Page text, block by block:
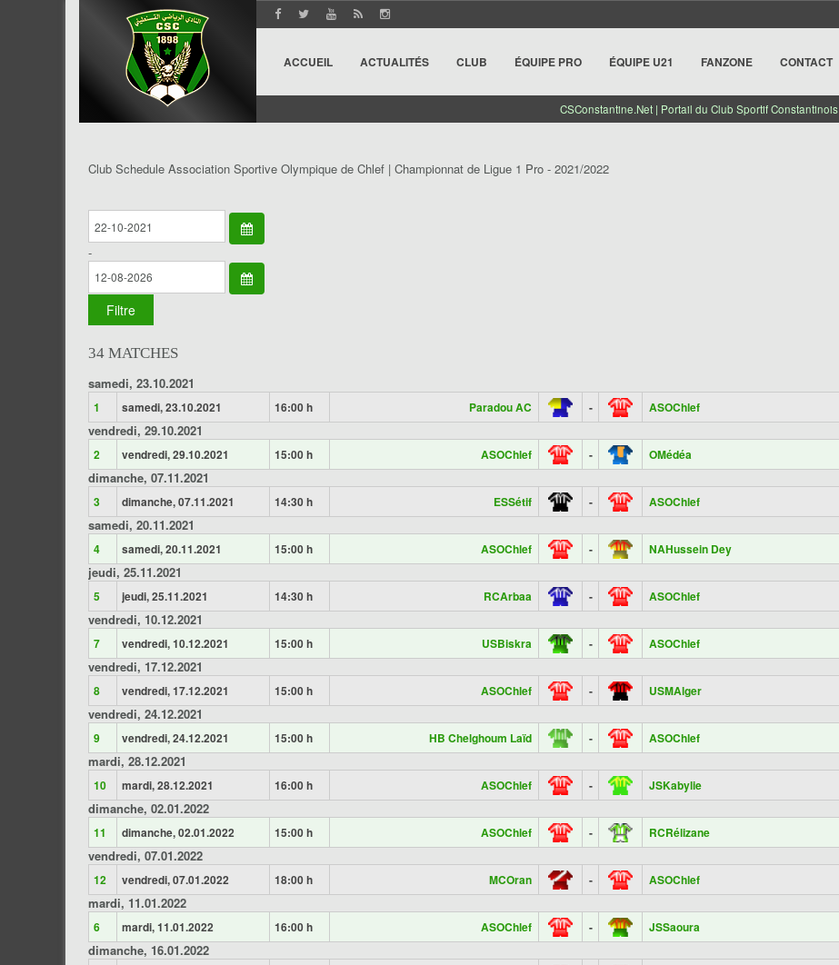
ACCUEIL ACTUALITÉS CLUB ÉQUIPE PRO ÉQUIPE U21 FANZONE CONTACT
CSConstantine.Net | Portail du Club Sportif Constantinois
Club Schedule Association Sportive Olympique de Chlef | Championnat de Ligue 1 Pro - 2021/2022
-
34 MATCHES
samedi, 23.10.2021
1 samedi, 23.10.2021 16:00 h Paradou AC - ASOChlef
vendredi, 29.10.2021
2 vendredi, 29.10.2021 15:00 h ASOChlef - OMédéa
dimanche, 07.11.2021
3 dimanche, 07.11.2021 14:30 h ESSétif - ASOChlef
samedi, 20.11.2021
4 samedi, 20.11.2021 15:00 h ASOChlef - NAHussein Dey
jeudi, 25.11.2021
5 jeudi, 25.11.2021 14:30 h RCArbaa - ASOChlef
vendredi, 10.12.2021
7 vendredi, 10.12.2021 15:00 h USBiskra - ASOChlef
vendredi, 17.12.2021
8 vendredi, 17.12.2021 15:00 h ASOChlef - USMAlger
vendredi, 24.12.2021
9 vendredi, 24.12.2021 15:00 h HB Chelghoum Laïd - ASOChlef
mardi, 28.12.2021
10 mardi, 28.12.2021 16:00 h ASOChlef - JSKabylie
dimanche, 02.01.2022
11 dimanche, 02.01.2022 15:00 h ASOChlef - RCRélizane
vendredi, 07.01.2022
12 vendredi, 07.01.2022 18:00 h MCOran - ASOChlef
mardi, 11.01.2022
6 mardi, 11.01.2022 16:00 h ASOChlef - JSSaoura
dimanche, 16.01.2022